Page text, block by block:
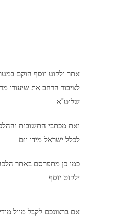
אתר ילקוט יוסף הוקם
לציבור הרחב את שיעורי
שליט"א
ואת מכתבי התשובות
לכלל ישראל מידי יום.
כמו כן מתפרסם באתר
ילקוט יוסף
אם ברצונכם לקבל מייל